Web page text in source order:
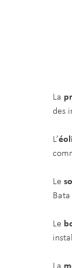
La
des
L’
Le
Le